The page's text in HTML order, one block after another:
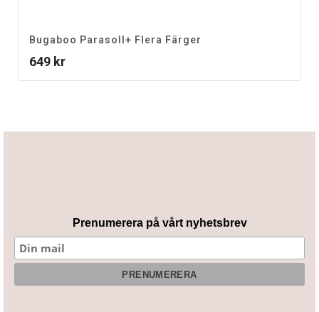
Bugaboo Parasoll+ Flera Färger
649 kr
Prenumerera på vårt nyhetsbrev